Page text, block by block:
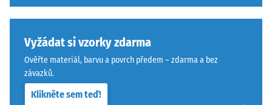
Vyžádat si vzorky zdarma
Ověřte materiál, barvu a povrch předem – zdarma a bez
závazků.
Klikněte sem teď!